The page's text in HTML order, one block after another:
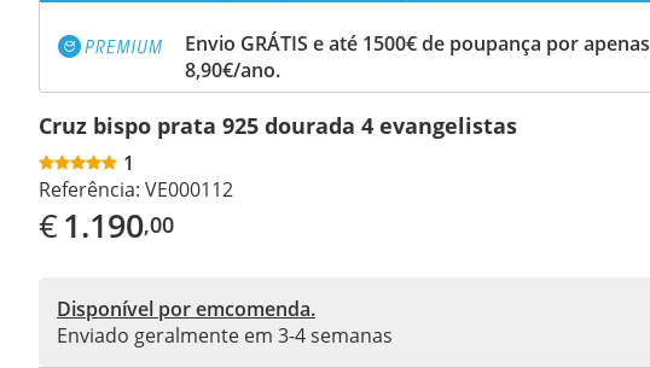
Envio GRÁTIS e até 1500€ de poupança por apenas
8,90€/ano.
Cruz bispo prata 925 dourada 4 evangelistas
1
Referência: VE000112
€1.190,00
Disponível por emcomenda.
Enviado geralmente em 3-4 semanas